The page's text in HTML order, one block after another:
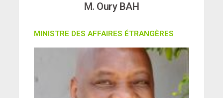
M. Oury BAH
MINISTRE DES AFFAIRES ÉTRANGÈRES